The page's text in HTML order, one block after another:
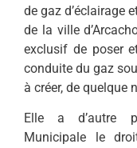
de gaz d’éclairage
de la ville
exclusif de poser
conduite du gaz
à créer, de quelque
Elle a d’autre
Municipale le